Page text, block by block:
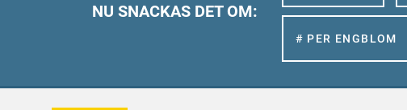
NU SNACKAS DET OM:
# PER ENGBLOM